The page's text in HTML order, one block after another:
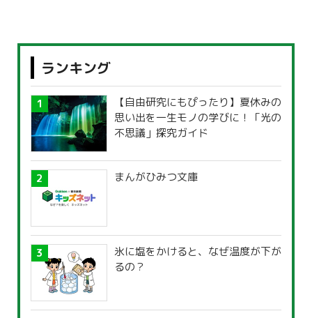
ランキング
【自由研究にもぴったり】夏休みの
思い出を一生モノの学びに！「光の
不思議」探究ガイド
まんがひみつ文庫
氷に塩をかけると、なぜ温度が下が
るの？